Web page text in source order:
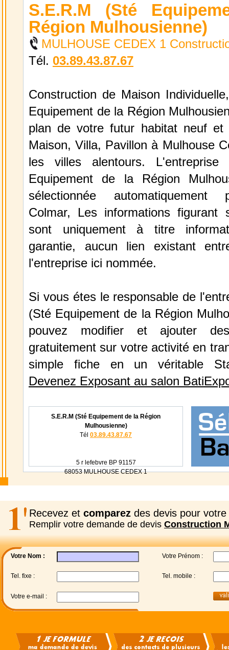
S.E.R.M (Sté
Région Mulhousienne)
MULHOUSE CEDEX 1
Tél. 03.89.43.87.67
Construction de Maison
Equipement de la Région
plan de votre futur habitat neuf et
Maison, Villa, Pavillon à Mulhouse
les villes alentours. L'entreprise
Equipement de la Région
sélectionnée automatiquement
Colmar, Les informations figurant
sont uniquement à titre
garantie, aucun lien existant
l'entreprise ici nommée.
Si vous étes le responsable de
(Sté Equipement de la Région
pouvez modifier et ajouter
gratuitement sur votre activité en
simple fiche en un véritable
Devenez Exposant au salon
S.E.R.M (Sté Equipement de la Région
Mulhousienne)
Tél 03.89.43.87.67
5 r lefebvre BP 91157
68053 MULHOUSE CEDEX 1
Recevez et comparez des devis pour votre
Remplir votre demande de devis Construction
Votre Nom : Votre Prénom :
Tel. fixe : Tel. mobile :
Votre e-mail :